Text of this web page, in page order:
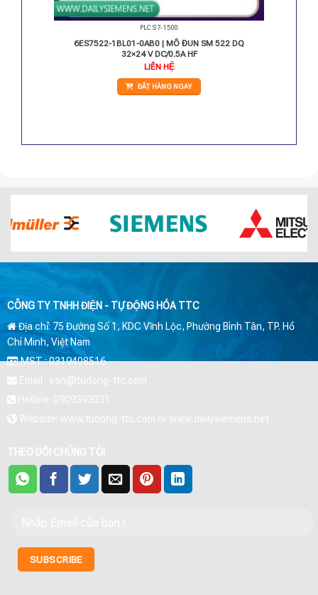
PLC S7-1500
6ES7522-1BL01-0AB0 | MÔ ĐUN SM 522 DQ
32×24 V DC/0.5A HF
LIÊN HỆ
ĐẶT HÀNG NGAY
CÔNG TY TNHH ĐIỆN - TỰ ĐỘNG HÓA TTC
Địa chỉ: 75 Đường Số 1, KDC Vĩnh Lộc, Phường Bình Tân, TP. Hồ
Chí Minh, Việt Nam
MST : 0319408516
Email : son@tudong-ttc.com
Hotline: 0909393031
Website: www.tudong-ttc.com or www.dailysiemens.net
THEO DÕI CHÚNG TÔI